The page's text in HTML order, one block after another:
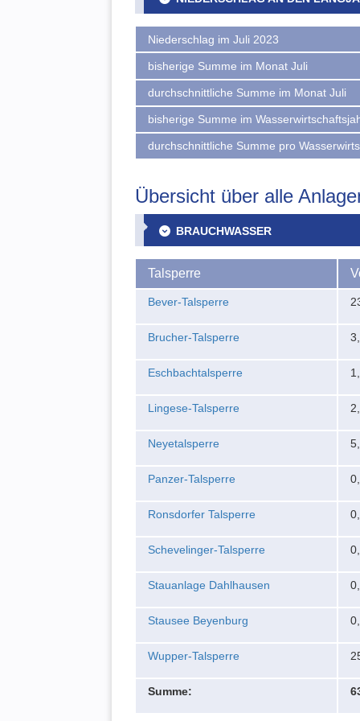
Niederschlag im Juli 2023
bisherige Summe im Monat Juli
durchschnittliche Summe im Monat Juli
bisherige Summe im
durchschnittliche Summe pro
Übersicht über alle
BRAUCHWASSER
Talsperre
Bever-Talsperre
Brucher-Talsperre
Eschbachtalsperre
Lingese-Talsperre
Neyetalsperre
Panzer-Talsperre
Ronsdorfer Talsperre
Schevelinger-Talsperre
Stauanlage Dahlhausen
Stausee Beyenburg
Wupper-Talsperre
Summe: